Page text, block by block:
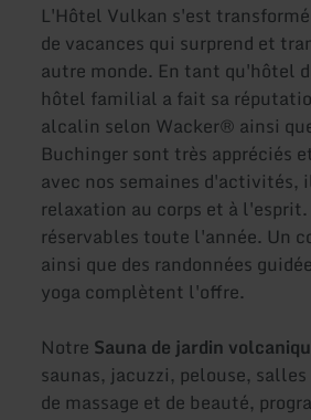
L'Hôtel Vulkan s'est
de vacances qui surprend et
autre monde. En tant qu'hôtel
hôtel familial a fait sa
alcalin selon Wacker® ainsi
Buchinger sont très appréciés
avec nos semaines d'activités,
relaxation au corps et à
réservables toute l'année. Un
ainsi que des randonnées
yoga complètent l'offre.
Notre Sauna de jardin
saunas, jacuzzi, pelouse,
de massage et de beauté,